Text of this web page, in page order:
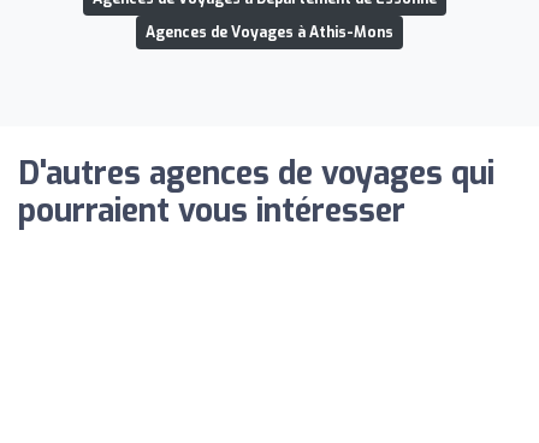
Agences de Voyages à Athis-Mons
D'autres agences de voyages qui
pourraient vous intéresser